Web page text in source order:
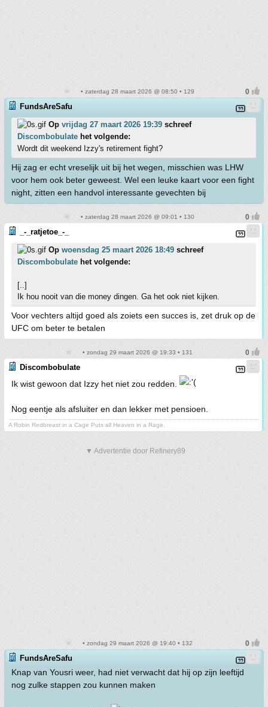
• zaterdag 28 maart 2026 @ 08:50 • 129
FundsAreSafu
Op vrijdag 27 maart 2026 19:39 schreef
Discombobulate het volgende:
Wordt dit weekend Izzy's retirement fight?
Hij zag er echt vreselijk uit bij het wegen, misschien was LHW
voor hem ook beter geweest. Wel een leuke kaart voor een fight
night, zitten een handvol interessante gevechten bij
• zaterdag 28 maart 2026 @ 09:01 • 130
_-_ratjetoe_-_
Op woensdag 25 maart 2026 18:49 schreef
Discombobulate het volgende:
[..]
Ik hou nooit van die money dingen. Ga het ook niet kijken.
Voor vechters altijd goed als zoiets een succes is, zet druk op de
UFC om beter te betalen
• zondag 29 maart 2026 @ 19:33 • 131
Discombobulate
Ik wist gewoon dat Izzy het niet zou redden.
Nog eentje als afsluiter en dan lekker met pensioen.
A Robin Redbreast in a Cage Puts all Heaven in a Rage.
▼ Advertentie door Refinery89
• zondag 29 maart 2026 @ 19:40 • 132
FundsAreSafu
Knap van Yousri weer, had niet verwacht dat hij op zijn leeftijd
nog zulke stappen zou kunnen maken